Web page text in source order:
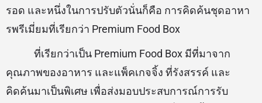
รอด และหนึ่งในการปรับตัวนั่นก็คือ การคิดค้นชุดอาหา
รพรีเมี่ยมที่เรียกว่า Premium Food Box
ที่เรียกว่าเป็น Premium Food Box มีที่มาจาก
คุณภาพของอาหาร และแพ็คเกจจิ้ง ที่รังสรรค์ และ
คิดค้นมาเป็นพิเศษ เพื่อส่งมอบประสบการณ์การรับ